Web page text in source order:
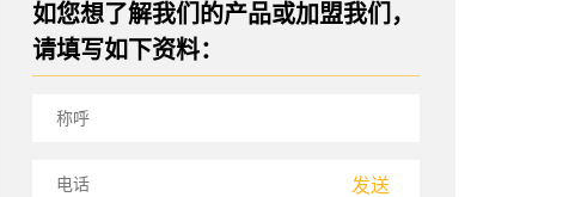
如您想了解我们的产品或加盟我们，
请填写如下资料：
发送